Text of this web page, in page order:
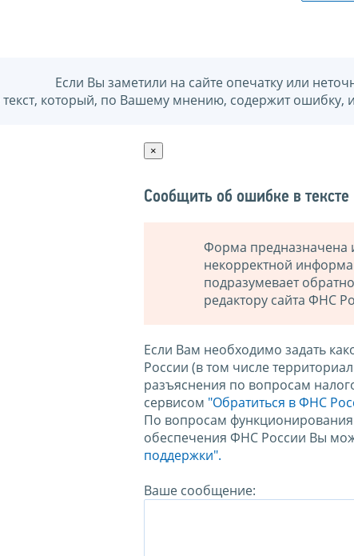
Если Вы заметили на сайте опечатку или
текст, который, по Вашему мнению, содержит
×
Сообщить об ошибке в тексте
Форма предназначена
некорректной
подразумевает
редактору сайта ФНС
Если Вам необходимо задать
России (в том числе
разъяснения по вопросам
сервисом "Обратиться в ФНС
По вопросам
обеспечения ФНС России Вы
поддержки".
Ваше сообщение: